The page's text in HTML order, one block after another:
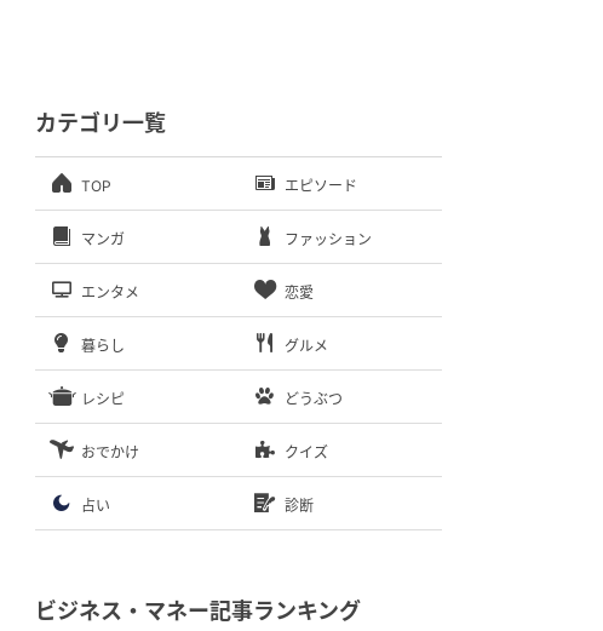
カテゴリ一覧
TOP エピソード
マンガ ファッション
エンタメ 恋愛
暮らし グルメ
レシピ どうぶつ
おでかけ クイズ
占い 診断
ビジネス・マネー記事ランキング